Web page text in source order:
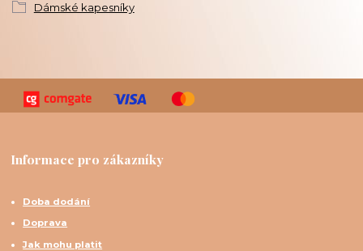
Dámské kapesníky
Informace pro zákazníky
Doba dodání
Doprava
Jak mohu platit